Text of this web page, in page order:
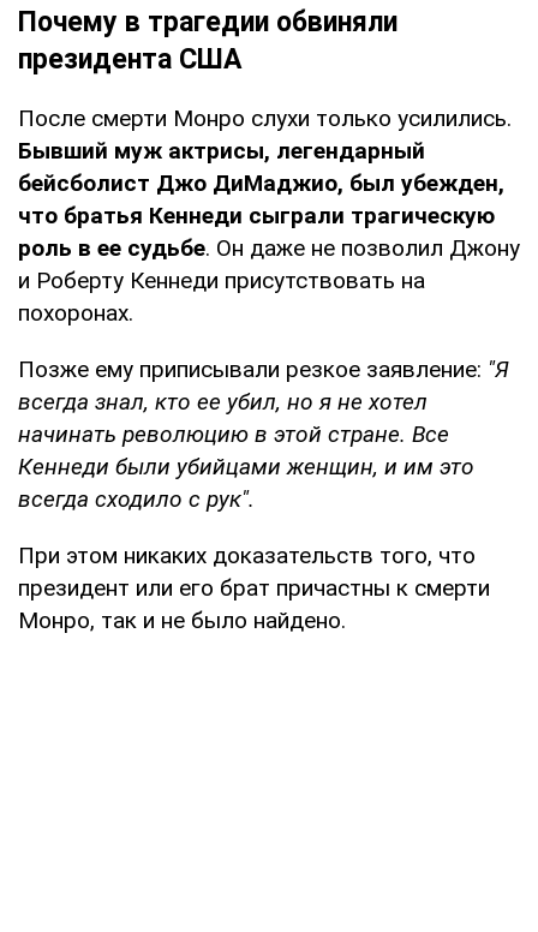
Почему в трагедии обвиняли
президента США
После смерти Монро слухи только усилились.
Бывший муж актрисы, легендарный
бейсболист Джо ДиМаджио, был убежден,
что братья Кеннеди сыграли трагическую
роль в ее судьбе. Он даже не позволил Джону
и Роберту Кеннеди присутствовать на
похоронах.
Позже ему приписывали резкое заявление: "Я
всегда знал, кто ее убил, но я не хотел
начинать революцию в этой стране. Все
Кеннеди были убийцами женщин, и им это
всегда сходило с рук".
При этом никаких доказательств того, что
президент или его брат причастны к смерти
Монро, так и не было найдено.